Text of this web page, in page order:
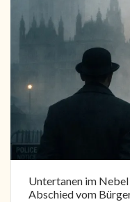
Untertanen im
Abschied vom